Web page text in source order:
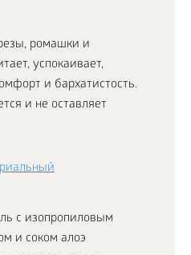
ромашки и
успокаивает,
и бархатистость.
и не оставляет
с изопропиловым
и соком алоэ